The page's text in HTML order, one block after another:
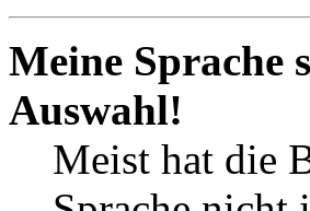
Meine Sprache
Auswahl!
Meist hat die